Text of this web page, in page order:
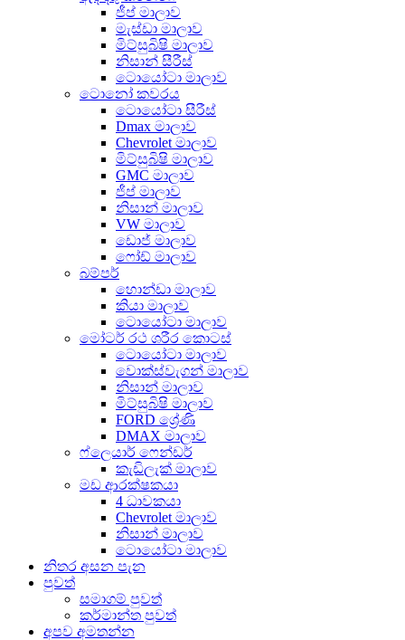
ජීප් මාලාව
මැස්ඩා මාලාව
මිට්සුබිෂි මාලාව
නිසාන් සීරීස්
ටොයෝටා මාලාව
ටොනෝ කවරය
ටොයෝටා සීරීස්
Dmax මාලාව
Chevrolet මාලාව
මිට්සුබිෂි මාලාව
GMC මාලාව
ජීප් මාලාව
නිසාන් මාලාව
VW මාලාව
ඩොජ් මාලාව
ෆෝඩ් මාලාව
බම්පර්
හොන්ඩා මාලාව
කියා මාලාව
ටොයෝටා මාලාව
මෝටර් රථ ශරීර කොටස්
ටොයෝටා මාලාව
වොක්ස්වැගන් මාලාව
නිසාන් මාලාව
මිට්සුබිෂි මාලාව
FORD ශ්‍රේණි
DMAX මාලාව
ෆ්ලෙයාර් ෆෙන්ඩර්
කැඩිලැක් මාලාව
මඩ ආරක්ෂකයා
4 ධාවකයා
Chevrolet මාලාව
නිසාන් මාලාව
ටොයෝටා මාලාව
නිතර අසන පැන
පුවත්
සමාගම් පුවත්
කර්මාන්ත පුවත්
අපව අමතන්න